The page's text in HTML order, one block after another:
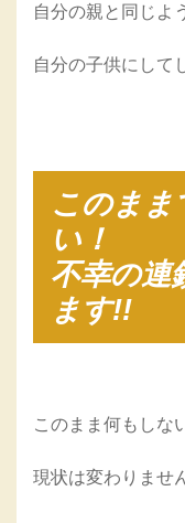
自分の親と同じよ
自分の子供にして
このまま
い！
不幸の連
ます!!
このまま何もしな
現状は変わりませ